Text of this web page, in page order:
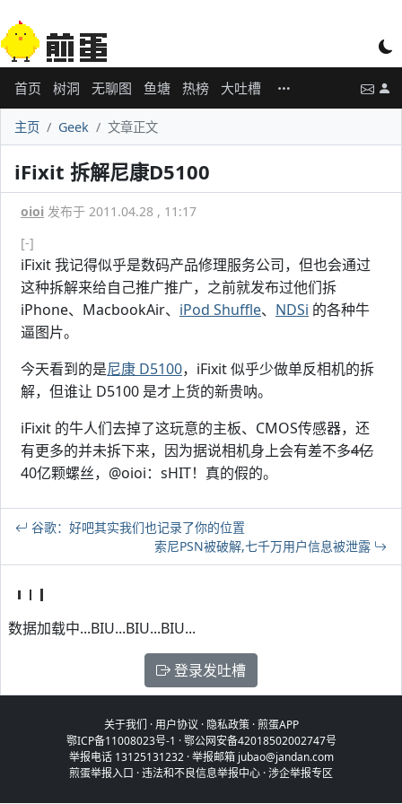
首页 树洞 无聊图 鱼塘 热榜 大吐槽
主页 Geek 文章正文
iFixit 拆解尼康D5100
oioi 发布于 2011.04.28 , 11:17
[-]
iFixit 我记得似乎是数码产品修理服务公司，但也会通过
这种拆解来给自己推广推广，之前就发布过他们拆
iPhone、MacbookAir、 iPod Shuffle、 NDSi 的各种牛
逼图片。
今天看到的是尼康 D5100，iFixit 似乎少做单反相机的拆
解，但谁让 D5100 是才上货的新贵呐。
iFixit 的牛人们去掉了这玩意的主板、CMOS传感器，还
有更多的并未拆下来，因为据说相机身上会有差不多4亿
40亿颗螺丝，@oioi：sHIT！真的假的。
谷歌：好吧其实我们也记录了你的位置
索尼PSN被破解,七千万用户信息被泄露
数据加载中...BIU...BIU...BIU...
登录发吐槽
关于我们 ·用户协议 · 隐私政策·煎蛋APP
鄂ICP备11008023号-1 ·鄂公网安备42018502002747号
举报电话 13125131232 · 举报邮箱 jubao@jandan.com
煎蛋举报入口 ·违法和不良信息举报中心 ·涉企举报专区